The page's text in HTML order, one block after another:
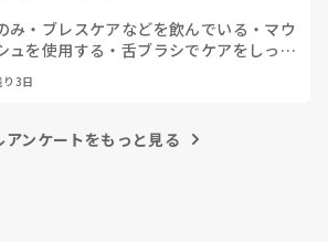
み ・ ブレスケアなどを飲んでいる ・ マウ
ュを使用する ・ 舌ブラシでケアをしっか
トで教えて下さい)
り3日
アンケートをもっと見る